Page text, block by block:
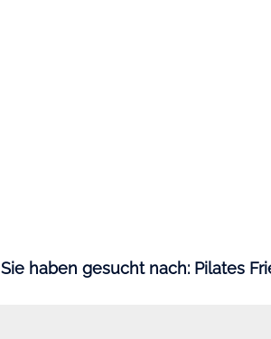
Sie haben gesucht nach: Pilates